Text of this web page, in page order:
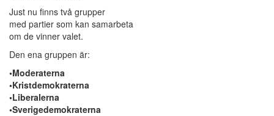
Just nu finns två grupper
med partier som kan samarbeta
om de vinner valet.
Den ena gruppen är:
•Moderaterna
•Kristdemokraterna
•Liberalerna
•Sverigedemokraterna